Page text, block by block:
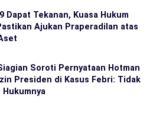
Dapat Tekanan, Kuasa Hukum
Ajukan Praperadilan atas
Soroti Pernyataan Hotman
Presiden di Kasus Febri: Tidak